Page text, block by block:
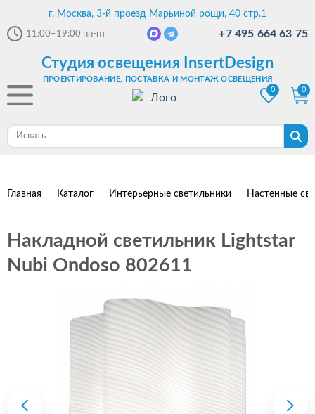
г. Москва, 3-й проезд Марьиной рощи, 40 стр.1
11:00–19:00 пн-пт +7 495 664 63 75
Студия освещения InsertDesign
ПРОЕКТИРОВАНИЕ, ПОСТАВКА И МОНТАЖ ОСВЕЩЕНИЯ
0
0
Главная Каталог Интерьерные светильники Настенные
Накладной светильник Lightstar
Nubi Ondoso 802611